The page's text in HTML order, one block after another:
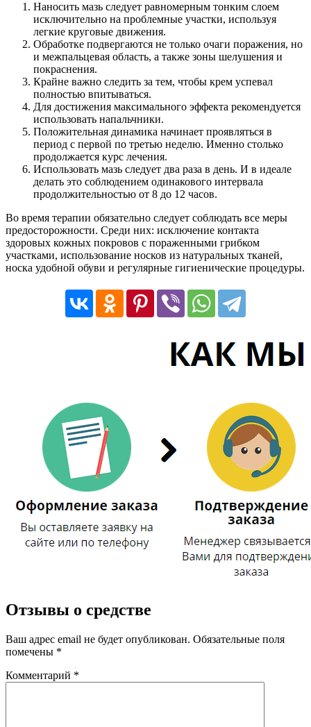
Наносить мазь следует равномерным тонким слоем
исключительно на проблемные участки, используя
легкие круговые движения.
Обработке подвергаются не только очаги поражения, но
и межпальцевая область, а также зоны шелушения и
покраснения.
Крайне важно следить за тем, чтобы крем успевал
полностью впитываться.
Для достижения максимального эффекта рекомендуется
использовать напальчники.
Положительная динамика начинает проявляться в
период с первой по третью неделю. Именно столько
продолжается курс лечения.
Использовать мазь следует два раза в день. И в идеале
делать это соблюдением одинакового интервала
продолжительностью от 8 до 12 часов.
Во время терапии обязательно следует соблюдать все меры
предосторожности. Среди них: исключение контакта
здоровых кожных покровов с пораженными грибком
участками, использование носков из натуральных тканей,
носка удобной обуви и регулярные гигиенические процедуры.
Отзывы о средстве
Ваш адрес email не будет опубликован. Обязательные поля
помечены *
Комментарий *